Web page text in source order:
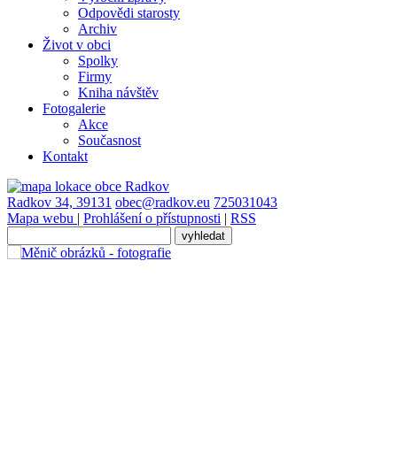
Odpovědi starosty
Archiv
Život v obci
Spolky
Firmy
Kniha návštěv
Fotogalerie
Akce
Současnost
Kontakt
Radkov 34, 39131 obec@radkov.eu 725031043
Mapa webu | Prohlášení o přístupnosti | RSS